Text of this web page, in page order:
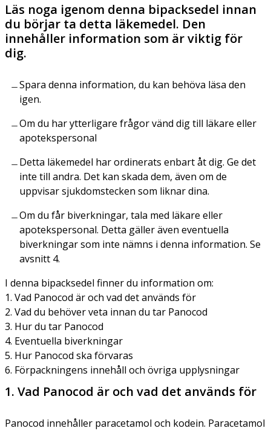
Läs noga igenom denna bipacksedel innan
du börjar ta detta läkemedel. Den
innehåller information som är viktig för
dig.
Spara denna information, du kan behöva läsa den
igen.
Om du har ytterligare frågor vänd dig till läkare eller
apotekspersonal
Detta läkemedel har ordinerats enbart åt dig. Ge det
inte till andra. Det kan skada dem, även om de
uppvisar sjukdomstecken som liknar dina.
Om du får biverkningar, tala med läkare eller
apotekspersonal. Detta gäller även eventuella
biverkningar som inte nämns i denna information. Se
avsnitt 4.
I denna bipacksedel finner du information om:
1. Vad Panocod är och vad det används för
2. Vad du behöver veta innan du tar Panocod
3. Hur du tar Panocod
4. Eventuella biverkningar
5. Hur Panocod ska förvaras
6. Förpackningens innehåll och övriga upplysningar
1. Vad Panocod är och vad det används för
Panocod innehåller paracetamol och kodein. Paracetamol